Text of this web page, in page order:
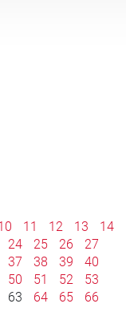
11 12 13
14
24 25 26
27
37 38 39
40
50 51 52
53
63 64 65
66